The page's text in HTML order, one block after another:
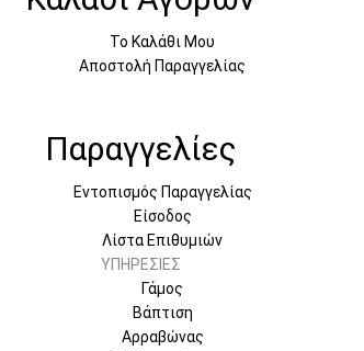
Το Καλάθι Μου
Αποστολή Παραγγελίας
Παραγγελίες
Εντοπισμός Παραγγελίας
Είσοδος
Λίστα Επιθυμιών
ΥΠΗΡΕΣΙΕΣ
Γάμος
Βάπτιση
Αρραβώνας